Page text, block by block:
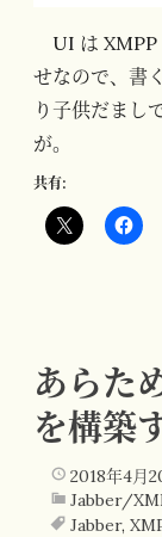
UI は
せなので、書
り子供だまし
が。
共有:
あらた
を構築
2018年4月
Jabber/
Jabber,